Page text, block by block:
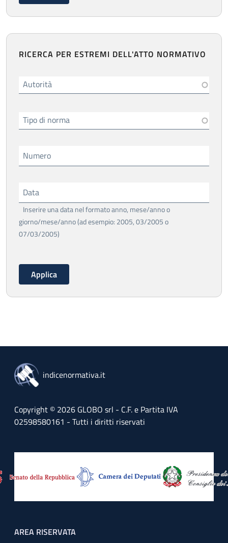
RICERCA PER ESTREMI DELL'ATTO NORMATIVO
Autorità
Tipo di norma
Numero
Data
Inserire una data nel formato anno, mese/anno o
giorno/mese/anno (ad esempio: 2005, 03/2005 o
07/03/2005)
indicenormativa.it
Copyright © 2026 GLOBO srl - C.F. e Partita IVA
02598580161 - Tutti i diritti riservati
Footer menu
AREA RISERVATA